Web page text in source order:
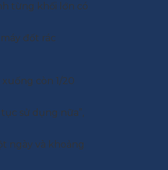
từng khối lớn có
đốt rác
còn 1/20
sử dụng nữa”,
ngày và khoảng